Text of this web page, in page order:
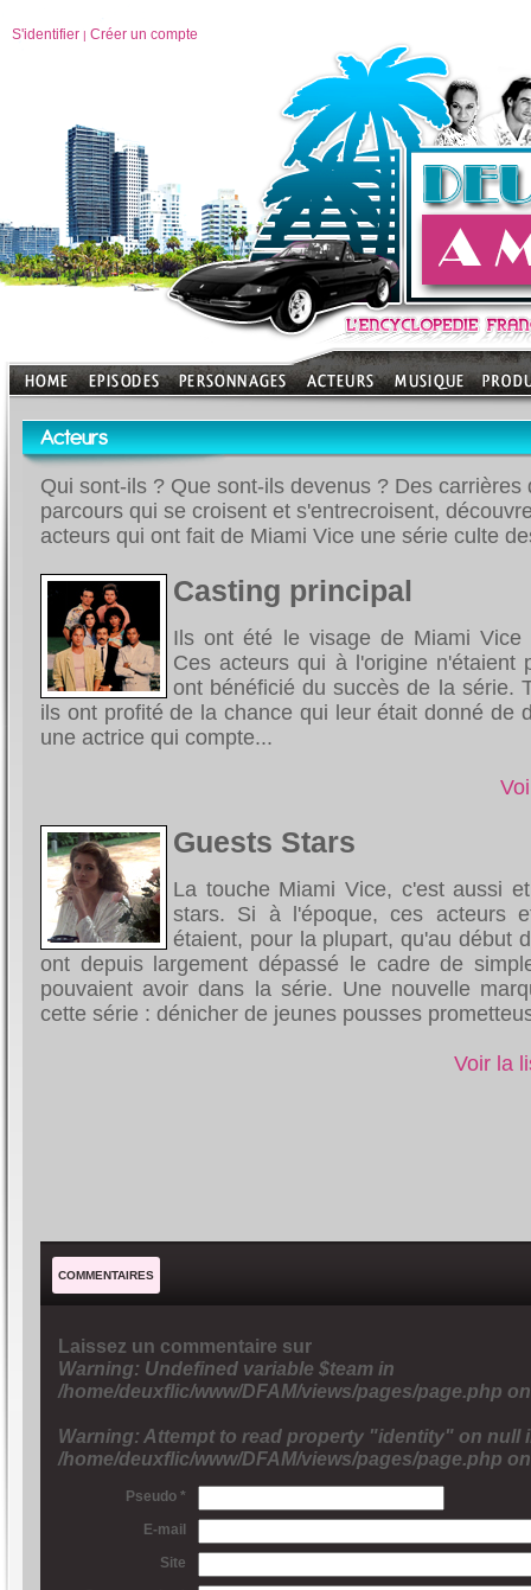
S'identifier | Créer un compte
Acteurs
Qui sont-ils ? Que sont-ils devenus ? Des carrières
parcours qui se croisent et s'entrecroisent,
acteurs qui ont fait de Miami Vice une série culte
Casting principal
Ils ont été le visage de Miami Vice
Ces acteurs qui à l'origine n'étaient
ont bénéficié du succès de la série.
ils ont profité de la chance qui leur était donné de
une actrice qui compte...
Guests Stars
La touche Miami Vice, c'est aussi
stars. Si à l'époque, ces acteurs
étaient, pour la plupart, qu'au début
ont depuis largement dépassé le cadre de
pouvaient avoir dans la série. Une nouvelle
cette série : dénicher de jeunes pousses
Voir la
COMMENTAIRES
Laissez un commentaire sur
Warning: Undefined variable $team in
/home/deuxflic/www/DFAM/views/pages/page.php
Warning: Attempt to read property "identity" on null
/home/deuxflic/www/DFAM/views/pages/page.php
Pseudo *
E-mail
Site